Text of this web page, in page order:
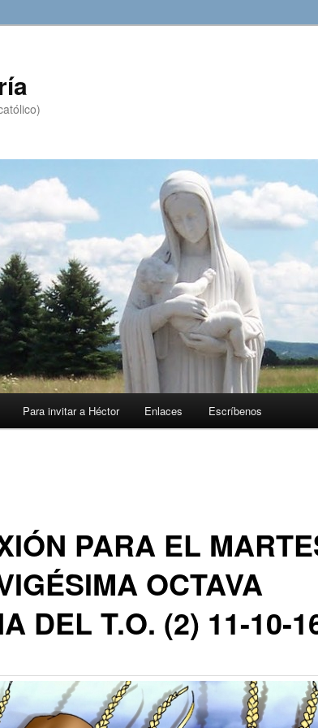
Para invitar a Héctor Enlaces Escríbenos
PARA EL
OCTAVA
DEL T.O. (2) 11-10-